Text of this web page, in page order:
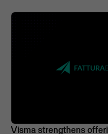
Visma strengthens